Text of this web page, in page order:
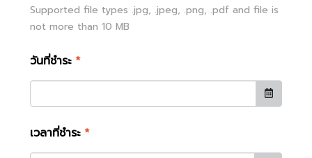
Supported file types .jpg, .jpeg, .png, .pdf and file is
not more than 10 MB
วันที่ชำระ *
เวลาที่ชำระ *